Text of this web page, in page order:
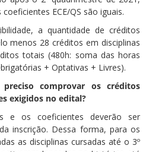
ECE/QS são iguais.
a quantidade de créditos
menos 28 créditos em disciplinas
totais (480h: soma das horas
+ Optativas + Livres).
comprovar os créditos
exigidos no edital?
e os coeficientes deverão ser
inscrição. Dessa forma, para os
as disciplinas cursadas até o 3º